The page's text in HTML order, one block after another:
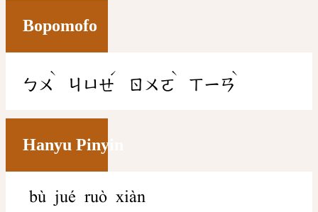
Bopomofo
ㄅㄨ
ˋ
ㄐㄩㄝ
ˊ
ㄖㄨㄛ
ˋ
ㄒㄧㄢ
ˋ
Hanyu Pinyin
bù jué ruò xiàn